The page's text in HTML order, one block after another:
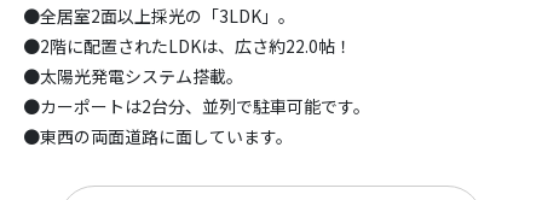
●全居室2面以上採光の「3LDK」。
●2階に配置されたLDKは、広さ約22.0帖！
●太陽光発電システム搭載。
●カーポートは2台分、並列で駐車可能です。
●東西の両面道路に面しています。